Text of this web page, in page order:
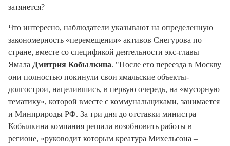
затянется?
Что интересно, наблюдатели указывают на определенную
закономерность «перемещения» активов Снегурова по
стране, вместе со спецификой деятельности экс-главы
Ямала Дмитрия Кобылкина. "После его переезда в Москву
они полностью покинули свои ямальские объекты-
долгострои, нацелившись, в первую очередь, на «мусорную
тематику», которой вместе с коммунальщиками, занимается
и Минприроды РФ. За три дня до отставки министра
Кобылкина компания решила возобновить работы в
регионе, «руководит которым креатура Михельсона –